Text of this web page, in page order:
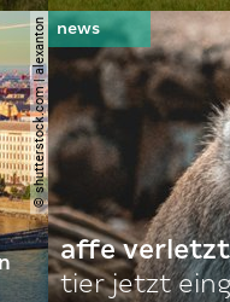
© shutterstock.com | alexanton
affe
tier jetzt